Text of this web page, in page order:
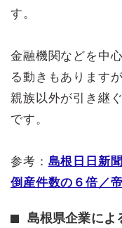
す。
金融機関などを中
る動きもあります
親族以外が引き継
です。
参考： 島根日日新
倒産件数の６倍／
島根県企業に